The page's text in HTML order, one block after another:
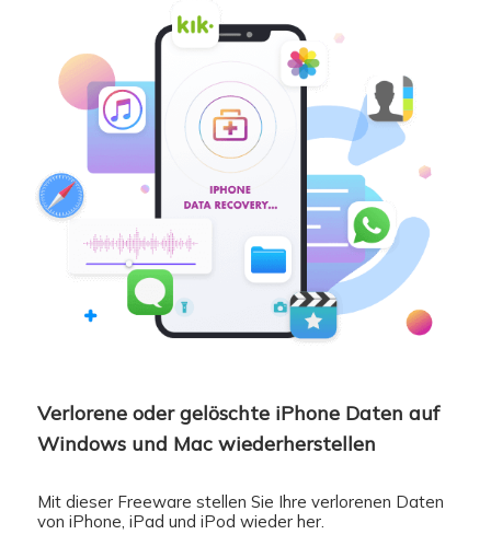
Verlorene oder gelöschte iPhone Daten auf
Windows und Mac wiederherstellen
Mit dieser Freeware stellen Sie Ihre verlorenen Daten
von iPhone, iPad und iPod wieder her.